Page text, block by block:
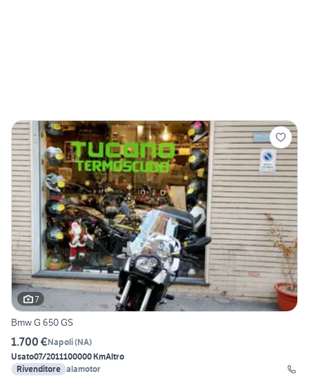
7
Bmw G 650 GS
1.700 €Napoli(NA)
Usato07/2011100000 KmAltro
Rivenditore alamotor